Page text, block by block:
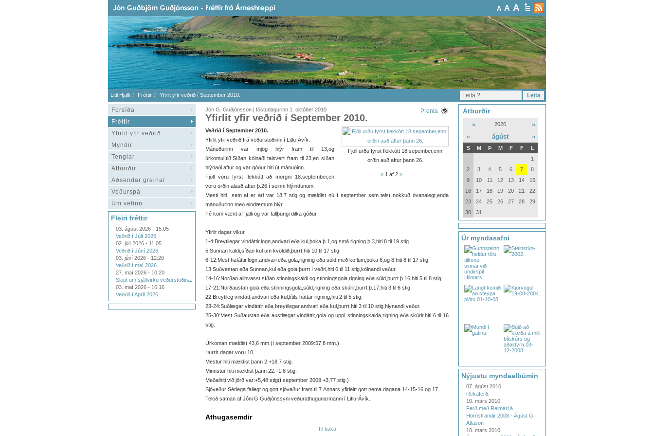
A A A
Litli Hjalli Fréttir Yfirlit yfir veðrið í September 2010.
Forsíða
Fréttir
Yfirlit yfir veðrið
Myndir
Tenglar
Atburðir
Aðsendar greinar
Veðurspá
Um vefinn
Fleiri fréttir
03. ágúst 2026 - 15:05
Veðrið í Júlí 2026.
02. júlí 2026 - 11:05
Veðrið í Júní 2026.
03. júní 2026 - 12:20
Veðrið í maí 2026.
27. maí 2026 - 10:20
Skipt um sjálfvirku veðurstöðina.
03. maí 2026 - 16:16
Veðrið í Apríl 2026.
Jón G. Guðjónsson | föstudagurinn 1. október 2010 Prenta
Yfirlit yfir veðrið í September 2010.
Fjöll urðu fyrst flekkótt 18 sepember,enn
orðin auð aftur þann 26.
« 1 af 2 »
Veðrið í September 2010.
Yfirlit yfir veðrið frá veðurstöðinni í Litlu-Ávík.
Mánuðurinn var mjög hlýr fram til 13,og
úrkomulítið.Síðan kólnaði talsvert fram til 23,en síðan
hlýnaði aftur og var góður hiti út mánuðinn.
Fjöll voru fyrst flekkótt að morgni 18.september,en
voru orðin alauð aftur þ.26 í seinni hlýindunum.
Mesti hiti sem af er ári var 18,7 stig og mældist nú í september sem telst nokkuð óvanalegt,enda
mánuðurinn með eindæmum hlýr.
Fé kom vænt af fjalli og var fallþungi dilka góður.
Yfirlit dagar vikur.
1-4:Breytilegar vindáttir,logn,andvari eða kul,þoka þ.1,og smá rigning þ.3,hiti 8 til 19 stig.
5:Sunnan kaldi,síðan kul um kvöldið,þurrt,hiti 10 til 17 stig.
6-12:Mest hafáttir,logn,andvari eða gola,rigning eða súld með köflum,þoka 6,og 8,hiti 8 til 17 stig.
13:Suðvestan eða Sunnan,kul eða gola,þurrt í veðri,hiti 6 til 11 stig,kólnandi veður.
14-16:Norðan allhvasst síðan stinningskaldi og stinningsgola,rigning eða súld,þurrt þ.16,hiti 5 til 8 stig.
17-21:Norðaustan gola eða stinningsgola,súld,rigning eða skúrir,þurrt þ.17,hiti 3 til 6 stig.
22:Breytileg vindátt,andvari eða kul,lítils háttar rigning,hiti 2 til 5 stig.
23-24:Suðlægar vindáttir eða breytilegar,andvari eða kul,þurrt,hiti 3 til 10 stig,hlýnandi veður.
25-30:Mest Suðaustan eða austlægar vindáttir,gola og uppí stinningskalda,rigning eða skúrir,hiti 6 til 16
stig.
Úrkoman mældist 43,6 mm.(í september 2009:57,8 mm.)
Þurrir dagar voru 10.
Mestur hiti mældist þann 2:+18,7 stig.
Minnstur hiti mældist þann 22:+1,8 stig.
Meðalhiti við jörð var:+5,48 stig(í september 2009:+3,77 stig.)
Sjóveður:Sérlega fallegt og gott sjóveður fram til 7.Annars yfirleitt gott nema dagana 14-15-16 og 17.
Tekið saman af Jóni G Guðjónssyni veðurathugunarmanni í Litlu-Ávík.
Athugasemdir
Til baka
Atburðir
« 2026
»
«
ágúst »
S M Þ M F F
L
1
2
3 4 5 6 7
8
9
10 11 12 13 14
15
16
17 18 19 20 21
22
23
24 25 26 27 28
29
30
31
Úr myndasafni
Nýjustu myndaalbúmin
07. ágúst 2010
Rekaferð.
10. mars 2010
Ferð með Reimari á
Hornstrandir 2008 - Ágúst G.
Atlason
10. mars 2010